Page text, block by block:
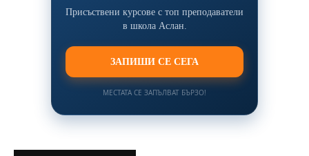
Присъствени курсове с топ преподаватели
в школа Аслан.
ЗАПИШИ СЕ СЕГА
МЕСТАТА СЕ ЗАПЪЛВАТ БЪРЗО!